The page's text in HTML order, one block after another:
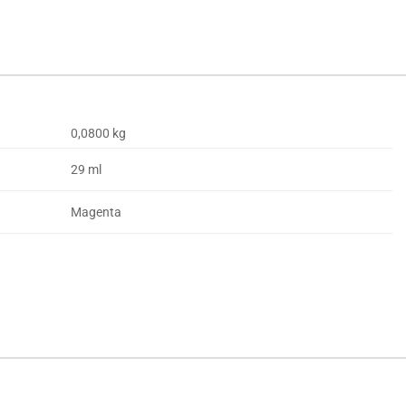
0,0800 kg
29 ml
Magenta